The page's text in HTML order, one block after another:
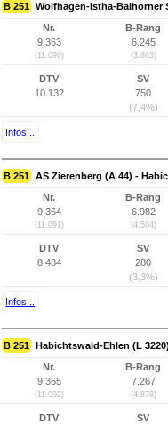
B 251 Wolfhagen-Istha-Balhorner
Nr.
9.363
(11.090)
B-Rang
6.245
(3.863)
DTV
10.132
SV
750
(7,4%)
Infos...
B 251 AS Zierenberg (A 44) -
Nr.
9.364
(11.091)
B-Rang
6.982
(4.594)
DTV
8.484
SV
280
(3,3%)
Infos...
B 251 Habichtswald-Ehlen (L
Nr.
9.365
(11.092)
B-Rang
7.267
(4.878)
DTV
SV